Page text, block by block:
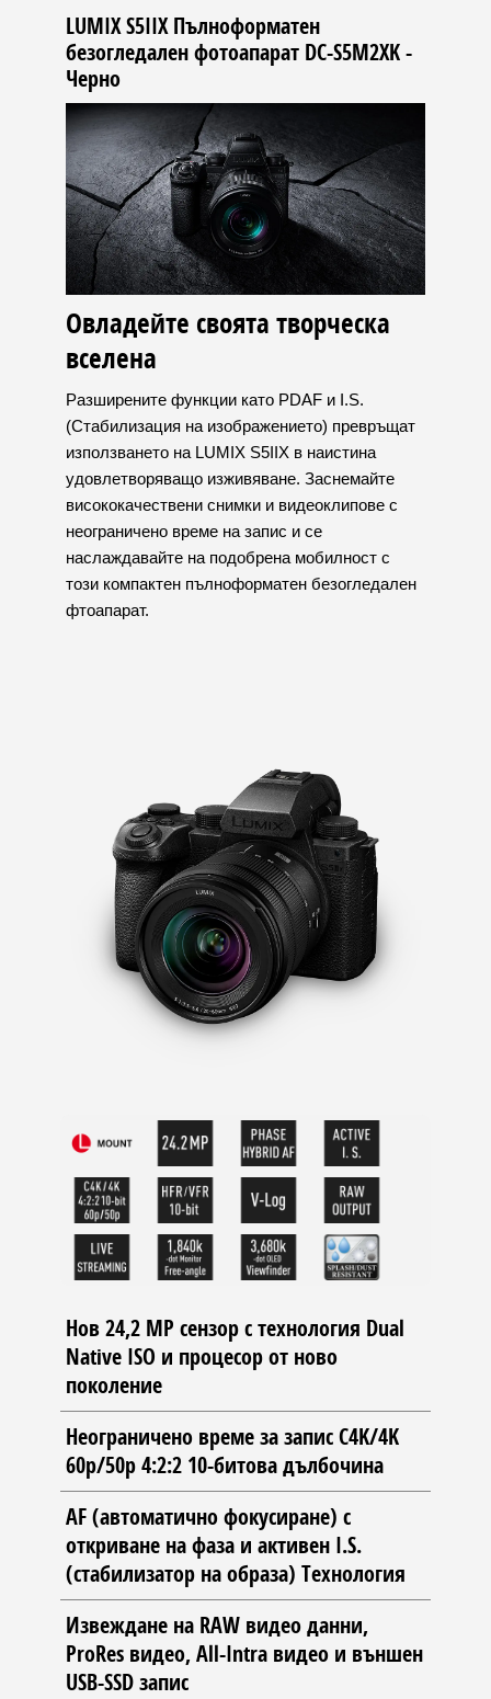
LUMIX S5IIX Пълноформатен
безогледален фотоапарат DC-S5M2XK -
Черно
Овладейте своята творческа
вселена
Разширените функции като PDAF и I.S.
(Стабилизация на изображението) превръщат
използването на LUMIX S5IIX в наистина
удовлетворяващо изживяване. Заснемайте
висококачествени снимки и видеоклипове с
неограничено време на запис и се
наслаждавайте на подобрена мобилност с
този компактен пълноформатен безогледален
фтоапарат.
Нов 24,2 MP сензор с технология Dual
Native ISO и процесор от ново
поколение
Неограничено време за запис C4K/4K
60p/50p 4:2:2 10-битова дълбочина
AF (автоматично фокусиране) с
откриване на фаза и активен I.S.
(стабилизатор на образа) Технология
Извеждане на RAW видео данни,
ProRes видео, All-Intra видео и външен
USB-SSD запис